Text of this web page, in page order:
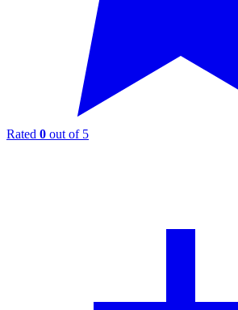
Rated 0 out of 5